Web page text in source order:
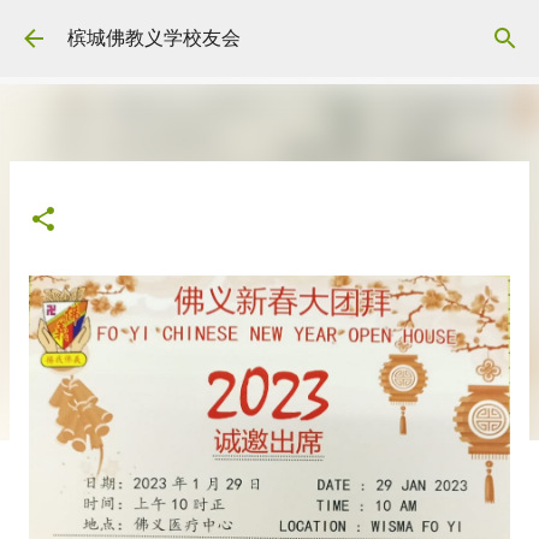
Skip to main content
槟城佛教义学校友会